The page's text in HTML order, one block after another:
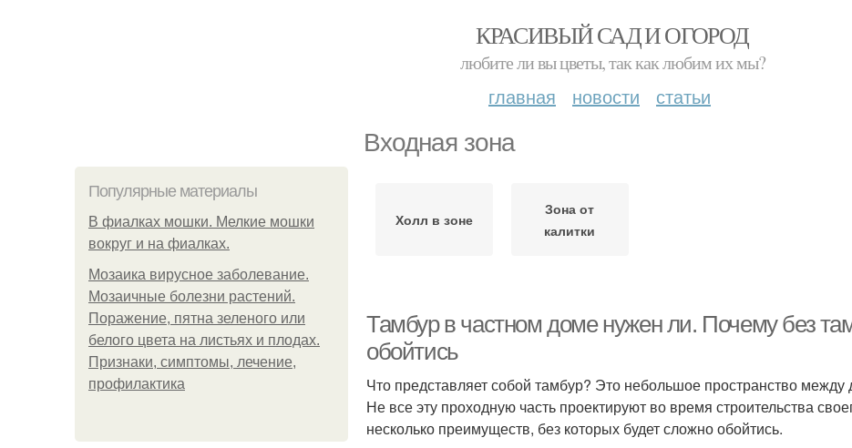
КРАСИВЫЙ САД И ОГОРОД
любите ли вы цветы, так как любим их мы?
главная новости статьи
Входная зона
Популярные материалы
В фиалках мошки. Мелкие мошки
вокруг и на фиалках.
Мозаика вирусное заболевание.
Мозаичные болезни растений.
Поражение, пятна зеленого или
белого цвета на листьях и плодах.
Признаки, симптомы, лечение,
профилактика
Холл в зоне
Зона от
калитки
Тамбур в частном доме нужен ли. Почему без
обойтись
Что представляет собой тамбур? Это небольшое пространство
Не все эту проходную часть проектируют во время строительства
несколько преимуществ, без которых будет сложно обойтись.